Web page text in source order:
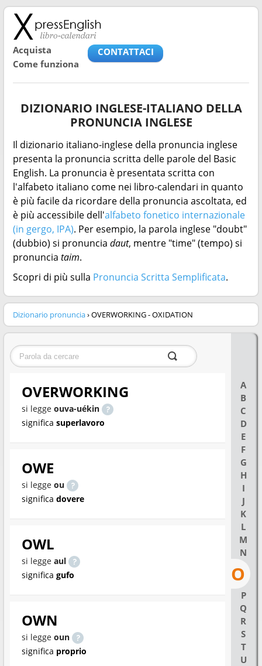
Acquista
Come funziona
CONTATTACI
DIZIONARIO INGLESE-ITALIANO DELLA
PRONUNCIA INGLESE
Il dizionario italiano-inglese della pronuncia inglese
presenta la pronuncia scritta delle parole del Basic
English. La pronuncia è presentata scritta con
l'alfabeto italiano come nei libro-calendari in quanto
è più facile da ricordare della pronuncia ascoltata, ed
è più accessibile dell'alfabeto fonetico internazionale
(in gergo, IPA). Per esempio, la parola inglese "doubt"
(dubbio) si pronuncia daut, mentre "time" (tempo) si
pronuncia taim.
Scopri di più sulla Pronuncia Scritta Semplificata.
Dizionario pronuncia› OVERWORKING - OXIDATION
A
B
C
D
E
F
G
H
I
J
K
L
M
N
O
P
Q
R
S
T
U
OVERWORKING
si legge ouva-uékin
significa superlavoro
OWE
si legge ou
significa dovere
OWL
si legge aul
significa gufo
OWN
si legge oun
significa proprio